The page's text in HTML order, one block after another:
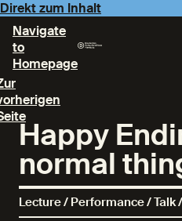
Direkt zum Inhalt
Navigate
to
Homepage
Happy
normal
Lecture / Performance / Talk